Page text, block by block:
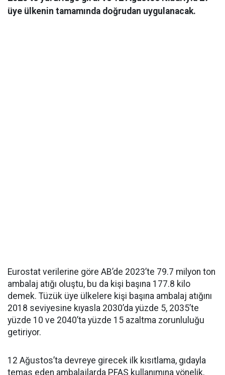
üye ülkenin tamamında doğrudan uygulanacak.
Eurostat verilerine göre AB’de 2023’te 79.7 milyon ton
ambalaj atığı oluştu, bu da kişi başına 177.8 kilo
demek. Tüzük üye ülkelere kişi başına ambalaj atığını
2018 seviyesine kıyasla 2030’da yüzde 5, 2035’te
yüzde 10 ve 2040’ta yüzde 15 azaltma zorunluluğu
getiriyor.
12 Ağustos’ta devreye girecek ilk kısıtlama, gıdayla
temas eden ambalajlarda PFAS kullanımına yönelik.